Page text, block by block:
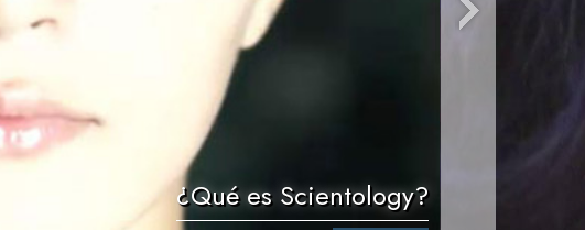
¿Qué es Scientology?